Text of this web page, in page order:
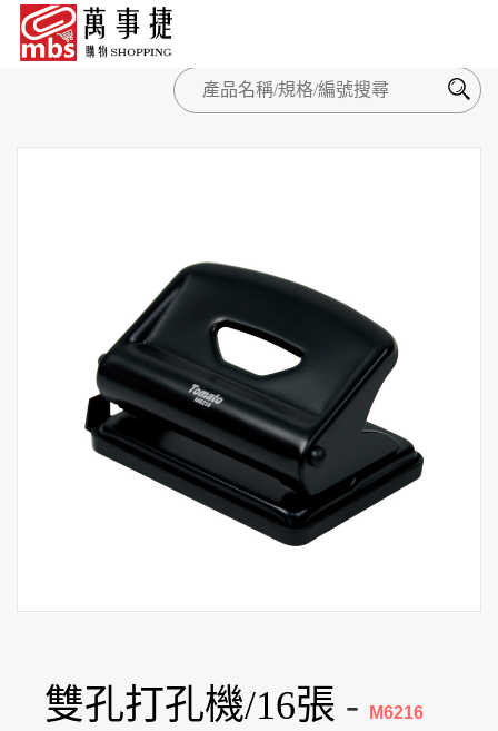
雙孔打孔機/16張 - M6216